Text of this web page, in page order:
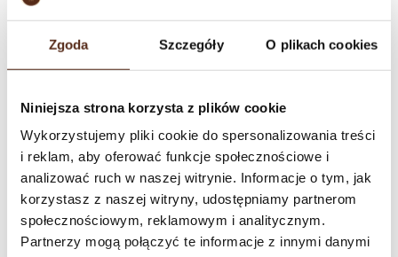
Zgoda Szczegóły O plikach cookies
Niniejsza strona korzysta z plików cookie
Wykorzystujemy pliki cookie do spersonalizowania treści
i reklam, aby oferować funkcje społecznościowe i
analizować ruch w naszej witrynie. Informacje o tym, jak
korzystasz z naszej witryny, udostępniamy partnerom
społecznościowym, reklamowym i analitycznym.
Partnerzy mogą połączyć te informacje z innymi danymi
Available packaging
Chocolate Mango
sale by weight